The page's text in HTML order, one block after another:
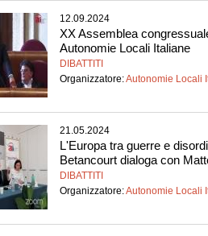
12.09.2024
XX Assemblea
Autonomie Locali Italiane
DIBATTITI
Organizzatore:Autonomie Locali
21.05.2024
L'Europa tra guerre e
Betancourt dialoga con
DIBATTITI
Organizzatore:Autonomie Locali